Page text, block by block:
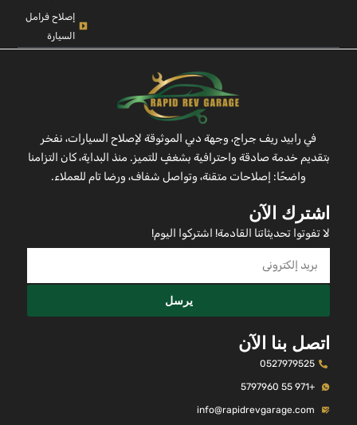
إصلاح فرامل
السيارة
في رابيد ريف جراج، وجهة دبي الموثوقة لإصلاح السيارات، نفخر
بتقديم خدمة صادقة واحترافية بشغفٍ للتميز. منذ البداية، كان التزامنا
واضحًا: إصلاحات متقنة، وتواصل شفاف، ورضا تام للعملاء.
اشترك الآن
لا تفوتوا تحديثاتنا القادمة! اشتركوا اليوم!
يرسل
اتصل بنا الآن
0527979525
+971 55 5797960
info@rapidrevgarage.com